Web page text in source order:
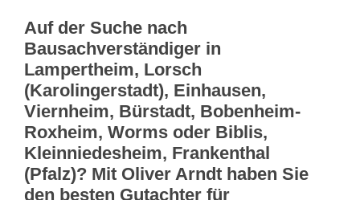
Auf der Suche nach
Bausachverständiger in
Lampertheim, Lorsch
(Karolingerstadt), Einhausen,
Viernheim, Bürstadt, Bobenheim-
Roxheim, Worms oder Biblis,
Kleinniedesheim, Frankenthal
(Pfalz)? Mit Oliver Arndt haben Sie
den besten Gutachter für